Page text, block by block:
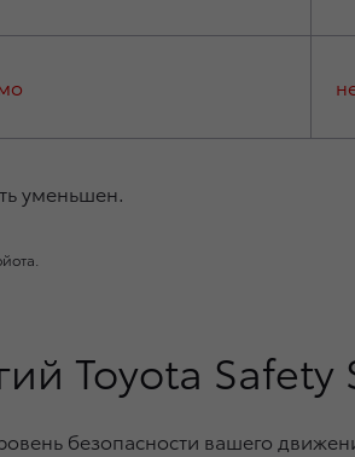
уменьшен.
Toyota Safety
безопасности вашего